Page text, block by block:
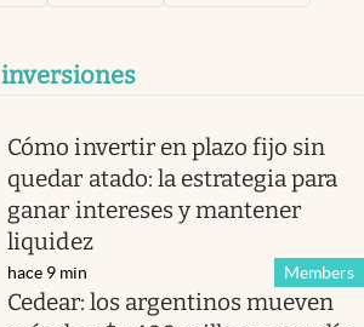
inversiones
Cómo invertir en plazo fijo sin
quedar atado: la estrategia para
ganar intereses y mantener
liquidez
Members
hace 9 min
Cedear: los argentinos mueven